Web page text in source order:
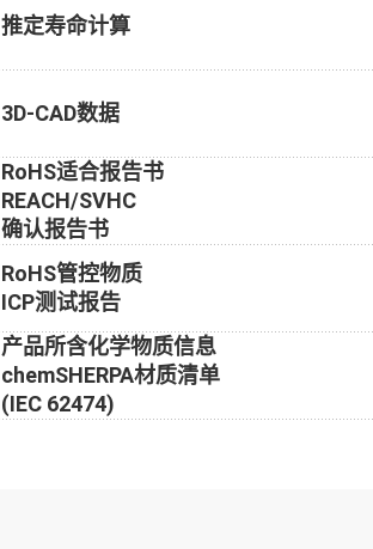
推定寿命计算
3D-CAD数据
RoHS适合报告书
REACH/SVHC
确认报告书
RoHS管控物质
ICP测试报告
产品所含化学物质信息
chemSHERPA材质清单
(IEC 62474)